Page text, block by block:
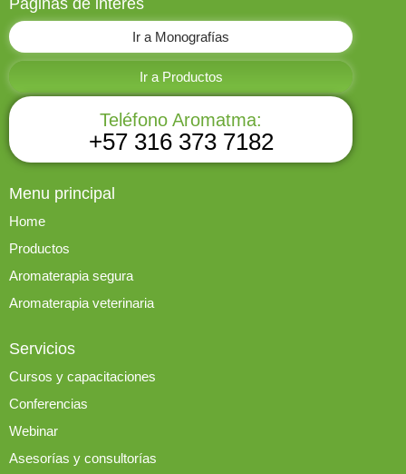
Ir a Monografías
Ir a Productos
Teléfono Aromatma:
+57 316 373 7182
Menu principal
Home
Productos
Aromaterapia segura
Aromaterapia veterinaria
Servicios
Cursos y capacitaciones
Conferencias
Webinar
Asesorías y consultorías